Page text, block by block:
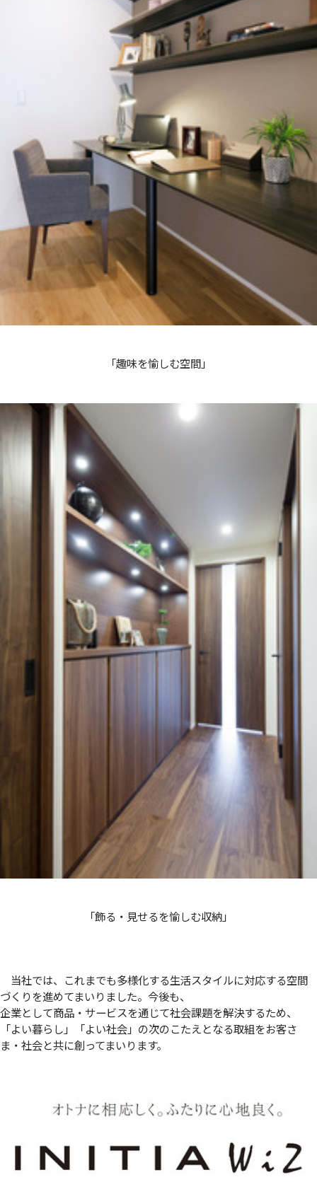
「趣味を愉しむ空間」
「飾る・見せるを愉しむ収納」
当社では、これまでも多様化する生活スタイルに対応する空間
づくりを進めてまいりました。今後も、
企業として商品・サービスを通じて社会課題を解決するため、
「よい暮らし」「よい社会」の次のこたえとなる取組をお客さ
ま・社会と共に創ってまいります。